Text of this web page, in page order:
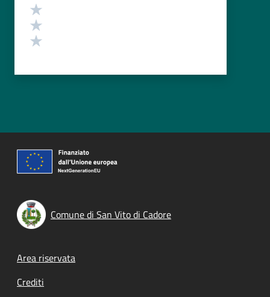
Comune di San Vito di Cadore
Footer menu
Area riservata
Crediti